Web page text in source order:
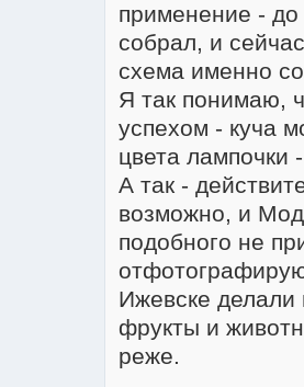
применение -
собрал, и
схема именно
Я так понимаю,
успехом - куча
цвета лампочки
А так -
возможно, и
подобного не
Ижевске
фрукты и
реже.